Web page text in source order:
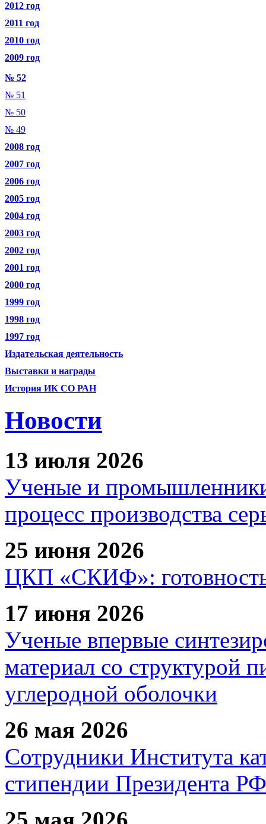
2012 год
2011 год
2010 год
2009 год
№ 52
№ 51
№ 50
№ 49
2008 год
2007 год
2006 год
2005 год
2004 год
2003 год
2002 год
2001 год
2000 год
1999 год
1998 год
1997 год
Издательская деятельность
Выставки и награды
История ИК СО РАН
Новости
13 июля 2026
Ученые и
процесс производства
25 июня 2026
ЦКП «СКИФ»: готовность
17 июня 2026
Ученые впервые
материал со структурой
углеродной оболочки
26 мая 2026
Сотрудники Института
стипендии Президента РФ